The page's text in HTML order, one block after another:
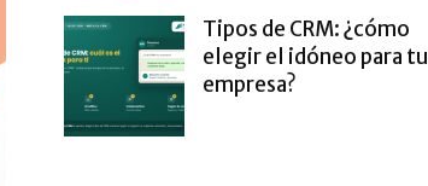
Tipos de CRM: ¿cómo
elegir el idóneo para tu
empresa?